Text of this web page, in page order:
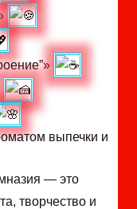
выпечки и
— это
творчество и